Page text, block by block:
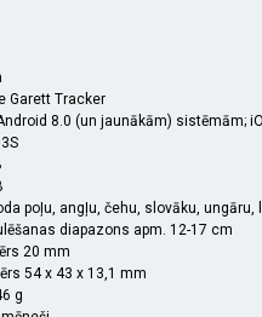
Garett Tracker
8.0 (un jaunākām) sistēmām;
poļu, angļu, čehu, slovāku,
diapazons apm. 12-17 cm
20 mm
54 x 43 x 13,1 mm
g